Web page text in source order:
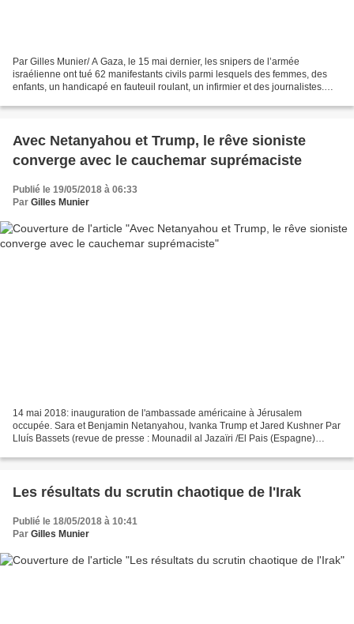
Par Gilles Munier/ A Gaza, le 15 mai dernier, les snipers de l’armée
israélienne ont tué 62 manifestants civils parmi lesquels des femmes, des
enfants, un handicapé en fauteuil roulant, un infirmier et des journalistes.
Avec Netanyahou et Trump, le rêve sioniste
converge avec le cauchemar suprémaciste
Publié le 19/05/2018 à 06:33
Par Gilles Munier
14 mai 2018: inauguration de l'ambassade américaine à Jérusalem
occupée. Sara et Benjamin Netanyahou, Ivanka Trump et Jared Kushner Par
Lluís Bassets (revue de presse : Mounadil al Jazaïri /El Pais (Espagne)
Les résultats du scrutin chaotique de l'Irak
Publié le 18/05/2018 à 10:41
Par Gilles Munier